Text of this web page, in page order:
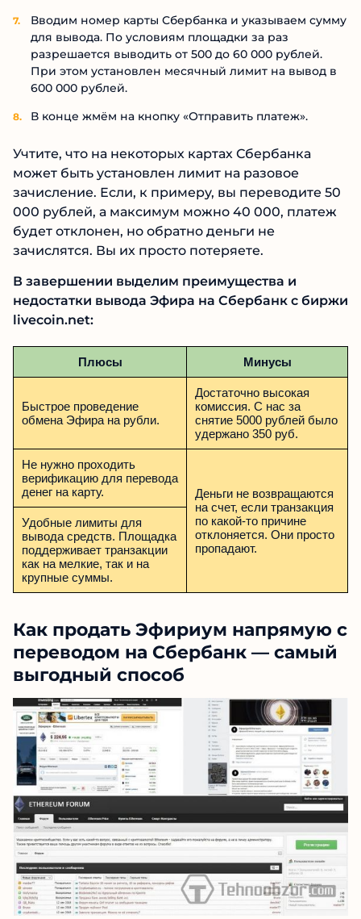
Вводим номер карты Сбербанка и указываем сумму
для вывода. По условиям площадки за раз
разрешается выводить от 500 до 60 000 рублей.
При этом установлен месячный лимит на вывод в
600 000 рублей.
В конце жмём на кнопку «Отправить платеж».
Учтите, что на некоторых картах Сбербанка
может быть установлен лимит на разовое
зачисление. Если, к примеру, вы переводите 50
000 рублей, а максимум можно 40 000, платеж
будет отклонен, но обратно деньги не
зачислятся. Вы их просто потеряете.
В завершении выделим преимущества и
недостатки вывода Эфира на Сбербанк с биржи
livecoin.net:
Плюсы Минусы
Быстрое проведение
обмена Эфира на рубли.
Достаточно высокая
комиссия. С нас за
снятие 5000 рублей было
удержано 350 руб.
Не нужно проходить
верификацию для перевода
денег на карту.
Деньги не возвращаются
на счет, если транзакция
по какой-то причине
отклоняется. Они просто
пропадают.
Удобные лимиты для
вывода средств. Площадка
поддерживает транзакции
как на мелкие, так и на
крупные суммы.
Как продать Эфириум напрямую с
переводом на Сбербанк — самый
выгодный способ